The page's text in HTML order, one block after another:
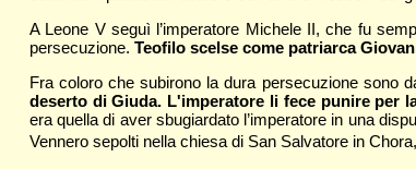
A Leone V seguì l’imperatore Michele II, che fu
persecuzione. Teofilo scelse come patriarca
Fra coloro che subirono la dura persecuzione sono
deserto di Giuda. L'imperatore li fece punire per
era quella di aver sbugiardato l’imperatore in una
Vennero sepolti nella chiesa di San Salvatore in